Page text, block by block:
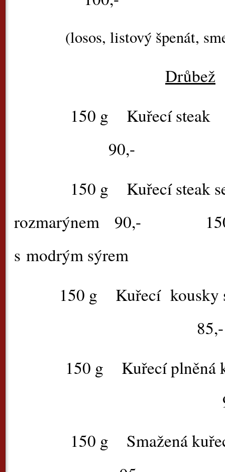
(losos, listový špenát,
Drůbež
150 g
90,-
150 g
Kuřecí steak
rozmarýnem 90,- 1
s modrým sýrem
150 g
Kuřecí
85,-
150 g
Kuřecí plněná
150 g
Smažená